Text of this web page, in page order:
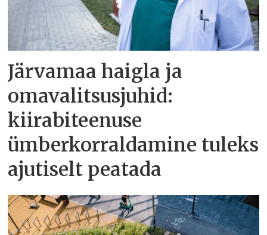
Järvamaa haigla ja
omavalitsusjuhid:
kiirabiteenuse
ümberkorraldamine tuleks
ajutiselt peatada